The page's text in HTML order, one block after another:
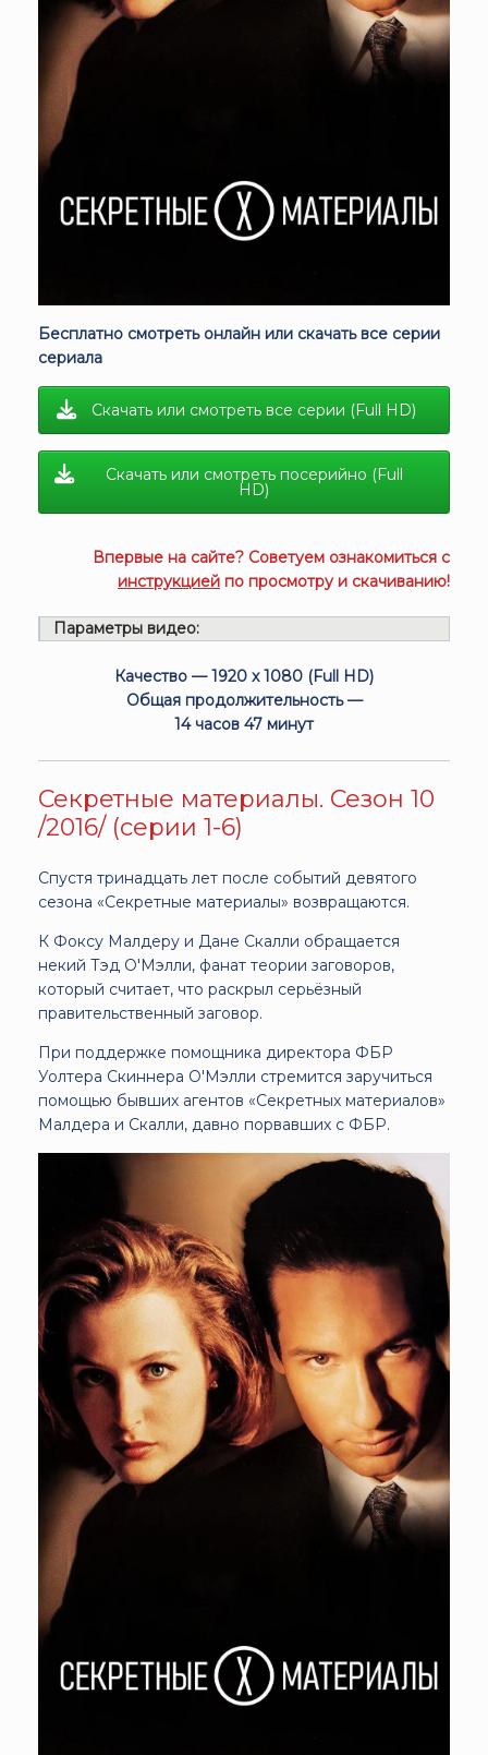
Бесплатно смотреть онлайн или скачать все серии
сериала
Скачать или смотреть все серии (Full HD)
Скачать или смотреть посерийно (Full
HD)
Впервые на сайте? Советуем ознакомиться с
инструкцией по просмотру и скачиванию!
Параметры видео:
Качество — 1920 x 1080 (Full HD)
Общая продолжительность —
14 часов 47 минут
Секретные материалы. Сезон 10
/2016/ (серии 1-6)
Спустя тринадцать лет после событий девятого
сезона «Секретные материалы» возвращаются.
К Фоксу Малдеру и Дане Скалли обращается
некий Тэд О'Мэлли, фанат теории заговоров,
который считает, что раскрыл серьёзный
правительственный заговор.
При поддержке помощника директора ФБР
Уолтера Скиннера О'Мэлли стремится заручиться
помощью бывших агентов «Секретных материалов»
Малдера и Скалли, давно порвавших с ФБР.